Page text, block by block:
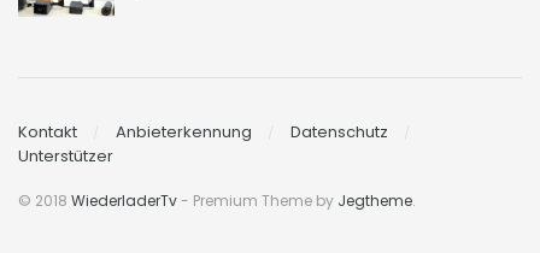
Kontakt Anbieterkennung
Datenschutz
Unterstützer
© 2018 WiederladerTv- Premium Theme by Jegtheme.